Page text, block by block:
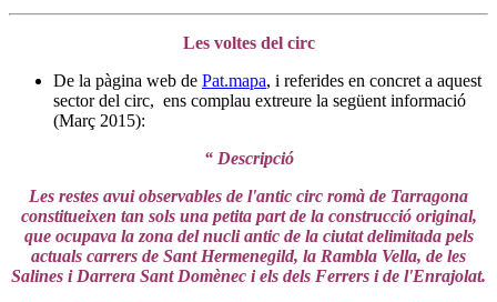
Les voltes del circ
De la pàgina web de Pat.mapa, i referides en concret a aquest
sector del circ, ens complau extreure la següent informació
(Març 2015):
“ Descripció
Les restes avui observables de l'antic circ romà de Tarragona
constitueixen tan sols una petita part de la construcció original,
que ocupava la zona del nucli antic de la ciutat delimitada pels
actuals carrers de Sant Hermenegild, la Rambla Vella, de les
Salines i Darrera Sant Domènec i els dels Ferrers i de l'Enrajolat.